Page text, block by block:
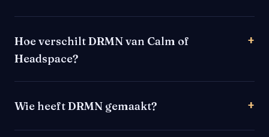
Hoe verschilt DRMN van Calm of
Headspace?
Wie heeft DRMN gemaakt?